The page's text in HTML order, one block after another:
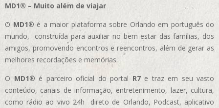
MD1® – Muito além de viajar
O MD1® é a maior plataforma sobre Orlando em português do
mundo, construída para auxiliar no bem estar das famílias, dos
amigos, promovendo encontros e reencontros, além de gerar as
melhores recordações e memórias.
OMD1® é parceiro oficial do portal R7e traz em seu vasto
conteúdo, canais de informação, entretenimento, lazer, cultura,
como rádio ao vivo 24h direto de Orlando, Podcast, aplicativo